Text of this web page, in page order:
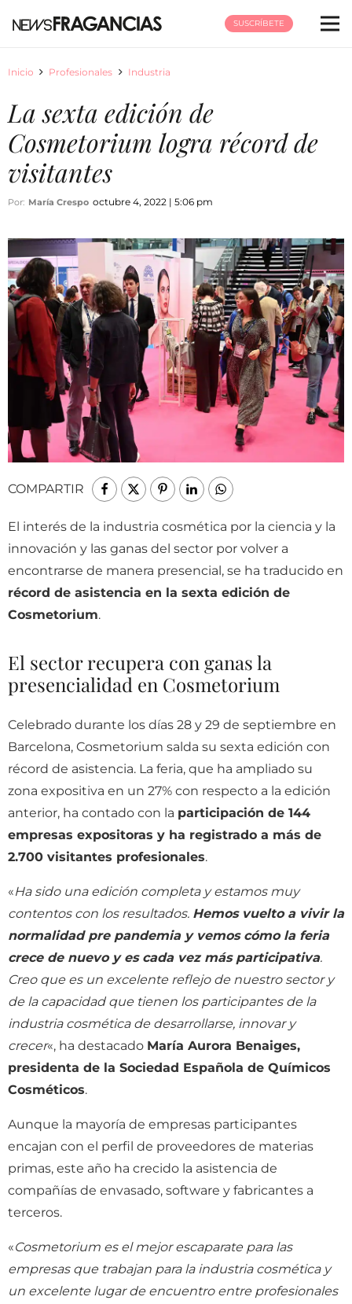
SUSCRÍBETE
Inicio Profesionales Industria
La sexta edición de
Cosmetorium logra récord de
visitantes
Por: María Crespo octubre 4, 2022 | 5:06 pm
COMPARTIR
El interés de la industria cosmética por la ciencia y la
innovación y las ganas del sector por volver a
encontrarse de manera presencial, se ha traducido en
récord de asistencia en la sexta edición de
Cosmetorium.
El sector recupera con ganas la
presencialidad en Cosmetorium
Celebrado durante los días 28 y 29 de septiembre en
Barcelona, Cosmetorium salda su sexta edición con
récord de asistencia. La feria, que ha ampliado su
zona expositiva en un 27% con respecto a la edición
anterior, ha contado con la participación de 144
empresas expositoras y ha registrado a más de
2.700 visitantes profesionales.
«Ha sido una edición completa y estamos muy
contentos con los resultados. Hemos vuelto a vivir la
normalidad pre pandemia y vemos cómo la feria
crece de nuevo y es cada vez más participativa.
Creo que es un excelente reflejo de nuestro sector y
de la capacidad que tienen los participantes de la
industria cosmética de desarrollarse, innovar y
crecer«, ha destacado María Aurora Benaiges,
presidenta de la Sociedad Española de Químicos
Cosméticos.
Aunque la mayoría de empresas participantes
encajan con el perfil de proveedores de materias
primas, este año ha crecido la asistencia de
compañías de envasado, software y fabricantes a
terceros.
«Cosmetorium es el mejor escaparate para las
empresas que trabajan para la industria cosmética y
un excelente lugar de encuentro entre profesionales